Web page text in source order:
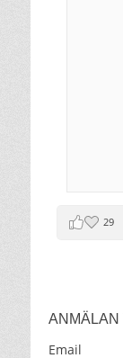
29
ANMÄLAN
Email